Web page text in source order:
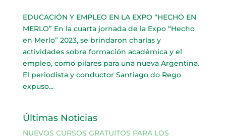
EDUCACIÓN Y EMPLEO EN LA EXPO “HECHO EN
MERLO” En la cuarta jornada de la Expo “Hecho
en Merlo” 2023, se brindaron charlas y
actividades sobre formación académica y el
empleo, como pilares para una nueva Argentina.
El periodista y conductor Santiago do Rego
expuso...
Últimas Noticias
NUEVOS CURSOS GRATUITOS PARA LOS